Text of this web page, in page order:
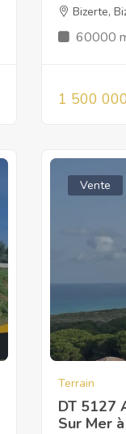
Bizerte,
60000
1 500
Vente
Terrain
DT 5127
Sur Mer